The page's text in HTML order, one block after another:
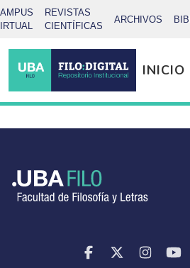
REVISTAS
CIENTÍFICAS
ARCHIVOS
INICIO